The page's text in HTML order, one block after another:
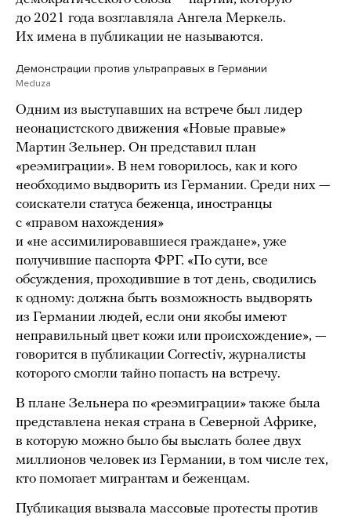
до 2021 года возглавляла Ангела Меркель.
Их имена в публикации не называются.
Демонстрации против ультраправых в Германии
Meduza
Одним из выступавших на встрече был лидер
неонацистского движения «Новые правые»
Мартин Зельнер. Он представил план
«реэмиграции». В нем говорилось, как и кого
необходимо выдворить из Германии. Среди них —
соискатели статуса беженца, иностранцы
с «правом нахождения»
и «не ассимилировавшиеся граждане», уже
получившие паспорта ФРГ. «По сути, все
обсуждения, проходившие в тот день, сводились
к одному: должна быть возможность выдворять
из Германии людей, если они якобы имеют
неправильный цвет кожи или происхождение», —
говорится в публикации Correctiv, журналисты
которого смогли тайно попасть на встречу.
В плане Зельнера по «реэмиграции» также была
представлена некая страна в Северной Африке,
в которую можно было бы выслать более двух
миллионов человек из Германии, в том числе тех,
кто помогает мигрантам и беженцам.
Публикация вызвала массовые протесты против